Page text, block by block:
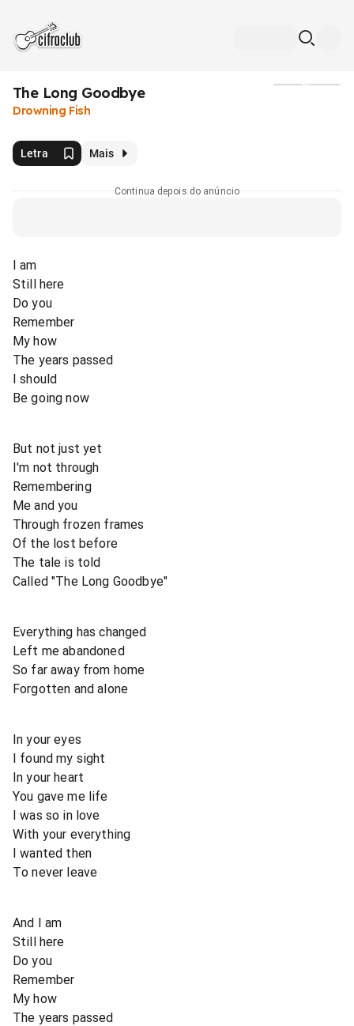
The Long Goodbye
Drowning Fish
Letra Mais
Continua depois do anúncio
I am
Still here
Do you
Remember
My how
The years passed
I should
Be going now
But not just yet
I'm not through
Remembering
Me and you
Through frozen frames
Of the lost before
The tale is told
Called "The Long Goodbye"
Everything has changed
Left me abandoned
So far away from home
Forgotten and alone
In your eyes
I found my sight
In your heart
You gave me life
I was so in love
With your everything
I wanted then
To never leave
And I am
Still here
Do you
Remember
My how
The years passed